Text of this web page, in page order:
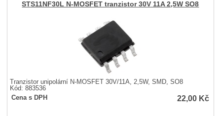
STS11NF30L N-MOSFET tranzistor 30V 11A 2,5W SO8
Tranzistor unipolární N-MOSFET 30V/11A, 2,5W, SMD, SO8
Kód: 883536
Cena s DPH
22,00 Kč